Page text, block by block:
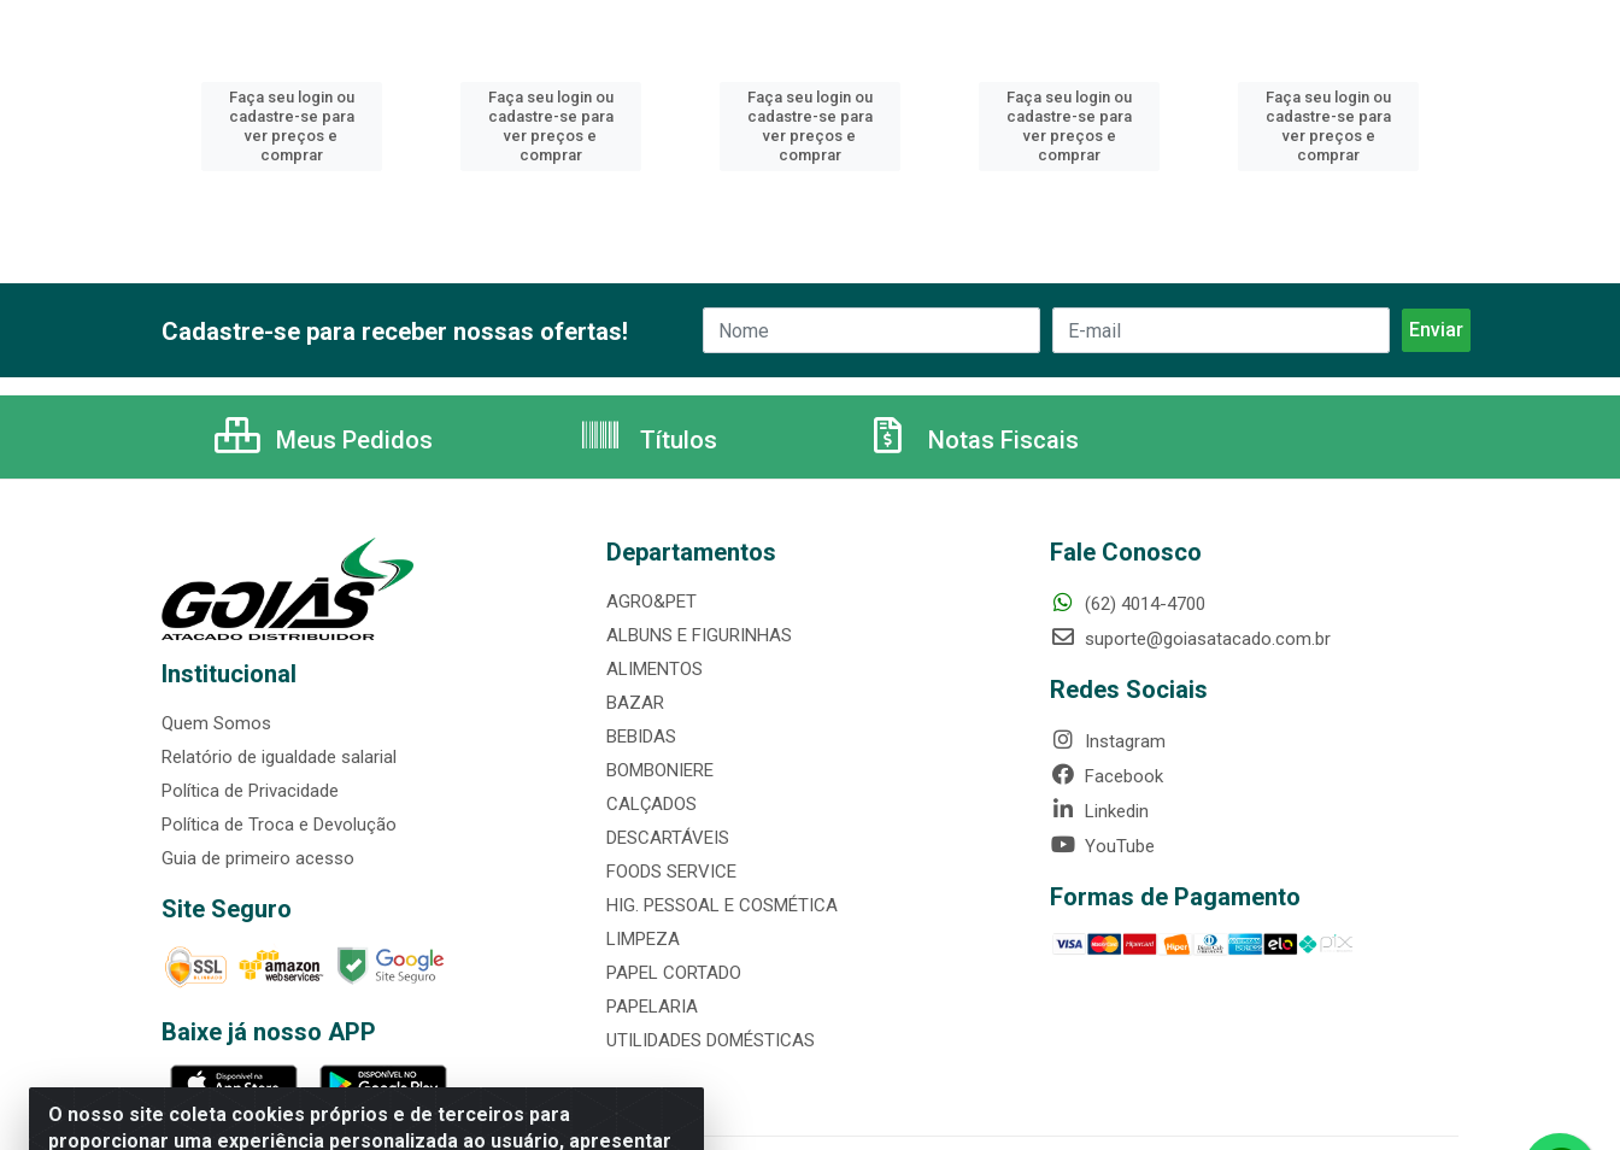
Faça seu login ou
cadastre-se para
ver preços e
comprar
Faça seu login ou
cadastre-se para
ver preços e
comprar
Faça seu login ou
cadastre-se para
ver preços e
comprar
Faça seu login ou
cadastre-se para
ver preços e
comprar
Faça seu login ou
cadastre-se para
ver preços e
comprar
O nosso site coleta cookies próprios e de terceiros para
proporcionar uma experiência personalizada ao usuário, apresentar
Cadastre-se para receber nossas ofertas!
Meus Pedidos Títulos Notas Fiscais
Institucional
Quem Somos
Relatório de igualdade salarial
Política de Privacidade
Política de Troca e Devolução
Guia de primeiro acesso
Site Seguro
Baixe já nosso APP
Departamentos
AGRO&PET
ALBUNS E FIGURINHAS
ALIMENTOS
BAZAR
BEBIDAS
BOMBONIERE
CALÇADOS
DESCARTÁVEIS
FOODS SERVICE
HIG. PESSOAL E COSMÉTICA
LIMPEZA
PAPEL CORTADO
PAPELARIA
UTILIDADES DOMÉSTICAS
Fale Conosco
(62) 4014-4700
suporte@goiasatacado.com.br
Redes Sociais
Instagram
Facebook
Linkedin
YouTube
Formas de Pagamento